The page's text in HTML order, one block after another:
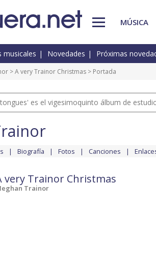
MÚSICA
musicales Novedades Próximas
>A very Trainor Christmas > Portada
es el vigesimoquinto álbum de
Biografía Fotos Canciones
very Trainor Christmas
Trainor